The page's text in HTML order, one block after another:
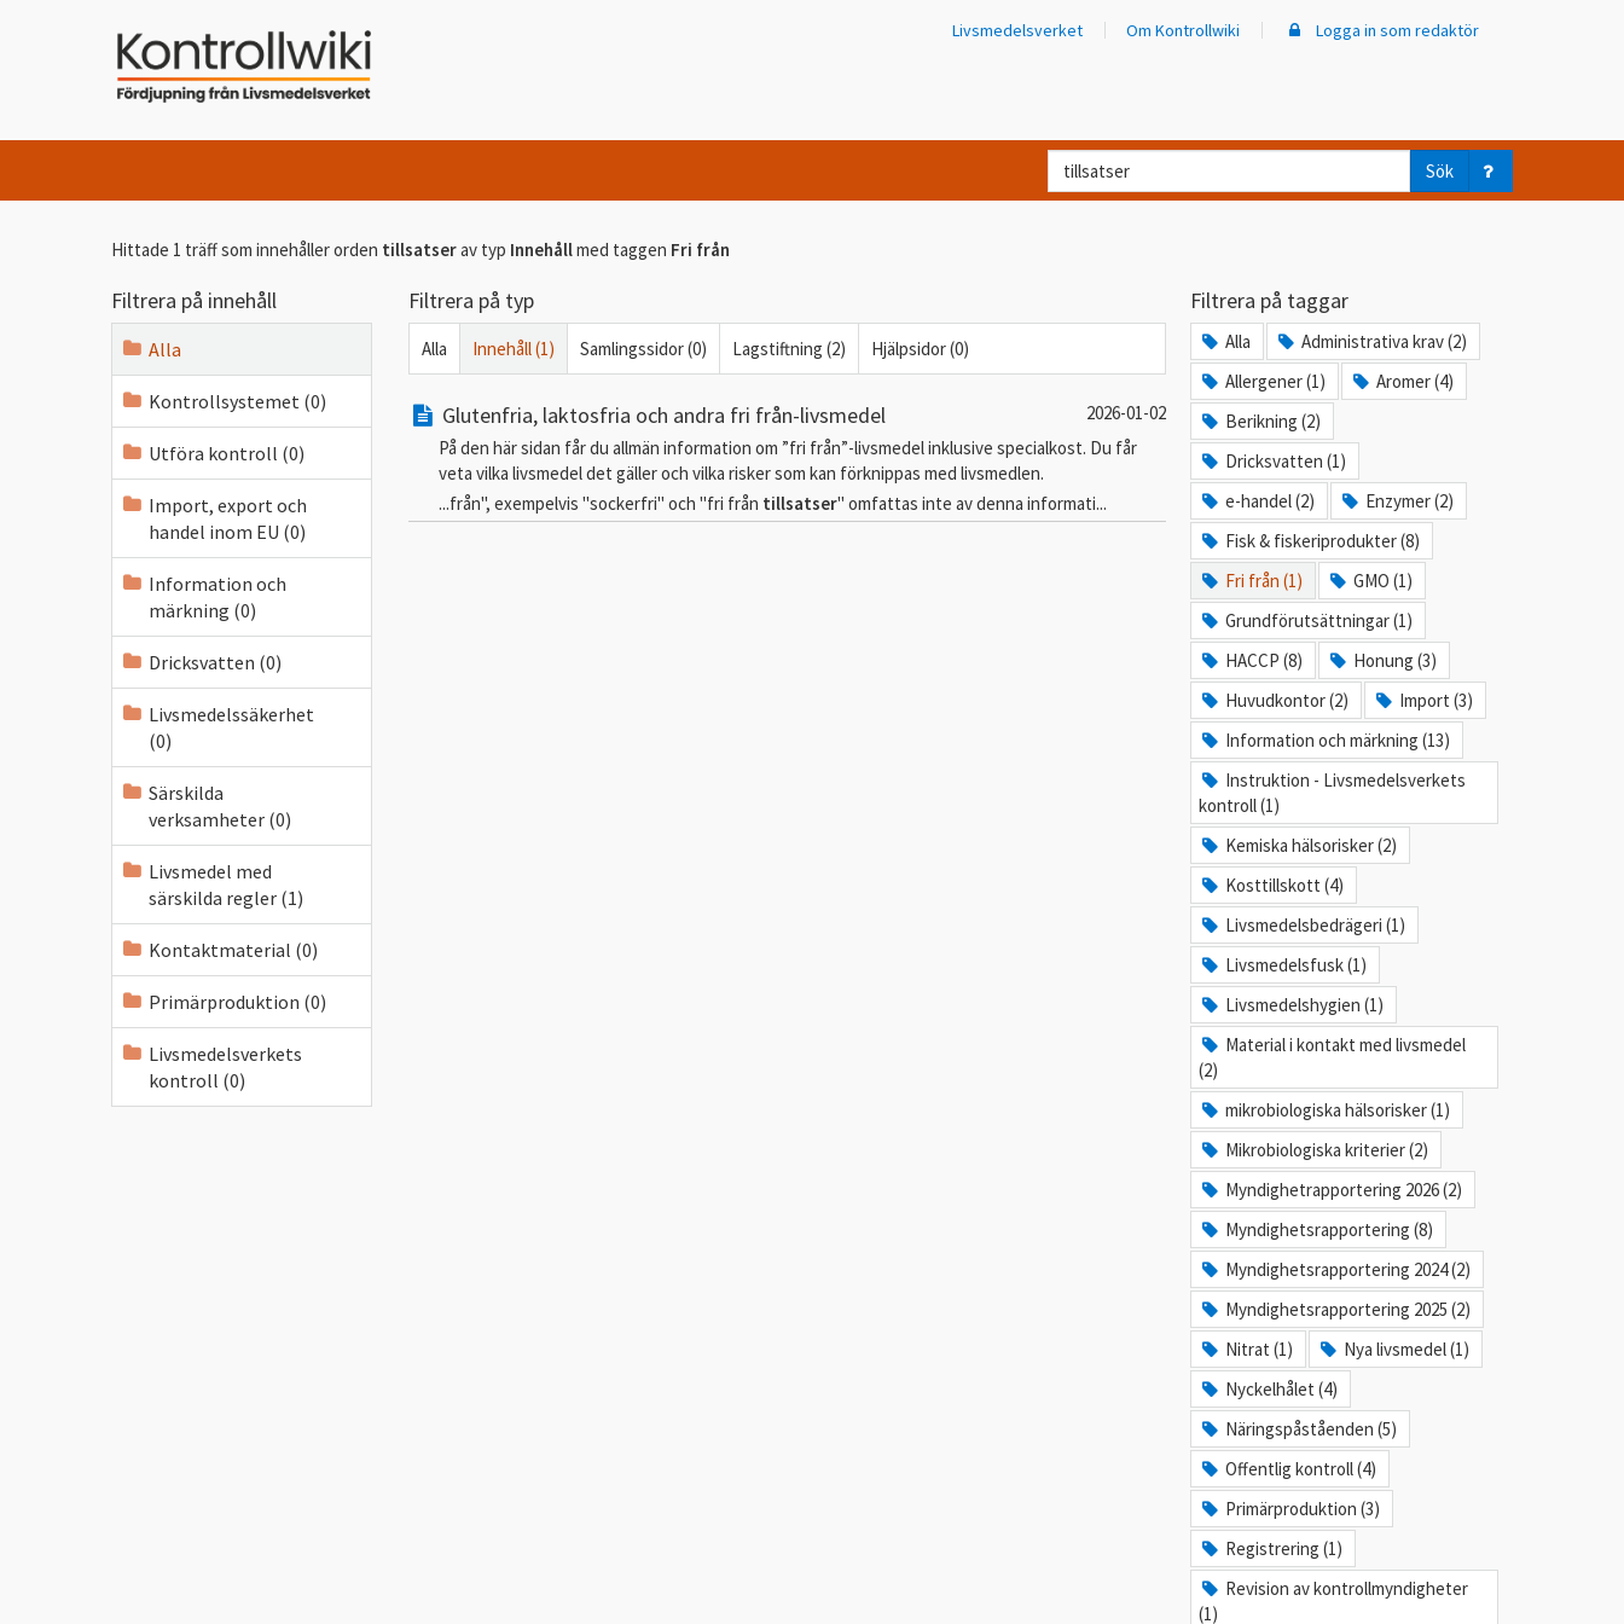
Livsmedelsverket Om Kontrollwiki Logga in som redaktör
Vad
letar
Kontrollwiki?
Sök
Hittade 1 träff som innehåller orden tillsatserav typ Innehållmed taggen Fri från
Filtrera på innehåll
Alla
Kontrollsystemet (0)
Utföra kontroll (0)
Import, export och
handel inom EU (0)
Information och
märkning (0)
Dricksvatten (0)
Livsmedelssäkerhet
(0)
Särskilda
verksamheter (0)
Livsmedel med
särskilda regler (1)
Kontaktmaterial (0)
Primärproduktion (0)
Livsmedelsverkets
kontroll (0)
Filtrera på typ
Alla Innehåll (1) Samlingssidor (0) Lagstiftning (2) Hjälpsidor (0)
Glutenfria, laktosfria och andra fri från-livsmedel
2026-01-02
På den här sidan får du allmän information om ”fri från”-livsmedel inklusive specialkost. Du får
veta vilka livsmedel det gäller och vilka risker som kan förknippas med livsmedlen.
...från", exempelvis "sockerfri" och "fri från tillsatser" omfattas inte av denna informati...
Filtrera på taggar
Alla
Administrativa krav (2)
Allergener (1)
Aromer (4)
Berikning (2)
Dricksvatten (1)
e-handel (2)
Enzymer (2)
Fisk & fiskeriprodukter (8)
Fri från (1)
GMO (1)
Grundförutsättningar (1)
HACCP (8)
Honung (3)
Huvudkontor (2)
Import (3)
Information och märkning (13)
Instruktion - Livsmedelsverkets
kontroll (1)
Kemiska hälsorisker (2)
Kosttillskott (4)
Livsmedelsbedrägeri (1)
Livsmedelsfusk (1)
Livsmedelshygien (1)
Material i kontakt med livsmedel
(2)
mikrobiologiska hälsorisker (1)
Mikrobiologiska kriterier (2)
Myndighetrapportering 2026 (2)
Myndighetsrapportering (8)
Myndighetsrapportering 2024 (2)
Myndighetsrapportering 2025 (2)
Nitrat (1)
Nya livsmedel (1)
Nyckelhålet (4)
Näringspåståenden (5)
Offentlig kontroll (4)
Primärproduktion (3)
Registrering (1)
Revision av kontrollmyndigheter
(1)